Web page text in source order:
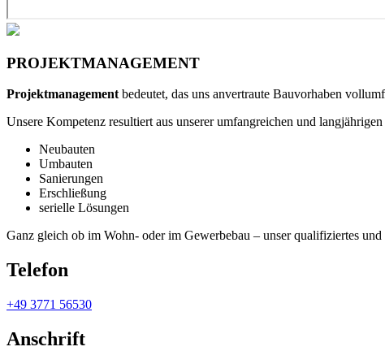
PROJEKTMANAGEMENT
Projektmanagement bedeutet, das uns anvertraute Bauvorhaben
Unsere Kompetenz resultiert aus unserer umfangreichen und
Neubauten
Umbauten
Sanierungen
Erschließung
serielle Lösungen
Ganz gleich ob im Wohn- oder im Gewerbebau – unser qualifiziertes und
Telefon
+49 3771 56530
Anschrift